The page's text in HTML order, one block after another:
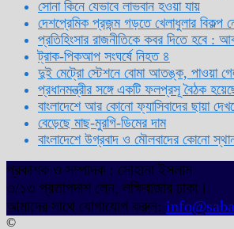
সোনা কিনে যেভাবে লাভবান হওয়া যায়
দেশপ্রেমিক প্রজন্ম গড়তে খেলাধুলার বিকল্প
প্রতিহিংসার রাজনীতিকে কবর দিতে হবে :
ট্রাক-পিকআপ সংঘর্ষে নিহত ৪
দুই মেট্রো স্টেশনে বোমা আতঙ্ক, পাওয়া
প্রধানমন্ত্রীর সঙ্গে একটি ফলপ্রসূ বৈঠক
বাংলাদেশে আর কোনো ফ্যাসিবাদের ছায়া
বেড়েছে মাছ-মুরগি-ডিমের দাম
বাংলাদেশে উগ্রবাদ ও মৌলবাদের কোনো
প্রকাশক ও সম্পাদক : সোহানা ইসলাম
৩/১৩ প্রতাপদাশ লেন, লক্ষিবাজার ঢাকা।
আমাদের সাথে যোগাযোগ করুন:
©